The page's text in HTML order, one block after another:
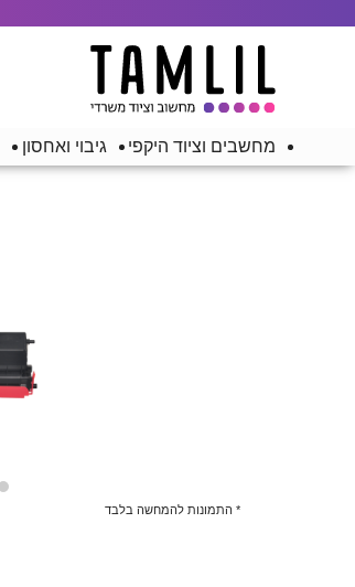
מחשבים וציוד היקפי גיבוי ואחסון
* התמונות להמחשה בלבד